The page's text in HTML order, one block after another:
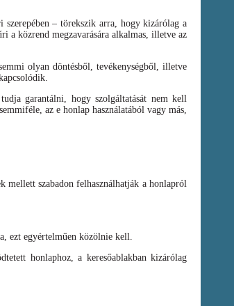
– törekszik arra, hogy kizárólag a
a közrend megzavarására alkalmas, illetve az
olyan döntésből, tevékenységből, illetve
garantálni, hogy szolgáltatását nem kell
az e honlap használatából vagy más,
szabadon felhasználhatják a honlapról
ezt egyértelműen közölnie kell.
honlaphoz, a keresőablakban kizárólag